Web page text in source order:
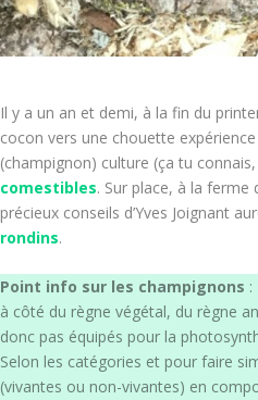
Il y a un an et demi, à la fin du
cocon vers une chouette expérience
(champignon) culture (ça tu
comestibles. Sur place, à la ferme
précieux conseils d’Yves Joignant
rondins.
Point info sur les champignons :
à côté du règne végétal, du règne
donc pas équipés pour la
Selon les catégories et pour faire
(vivantes ou non-vivantes) en